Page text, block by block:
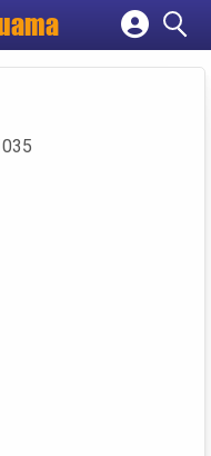
empresa